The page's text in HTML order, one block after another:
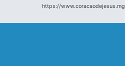
https://